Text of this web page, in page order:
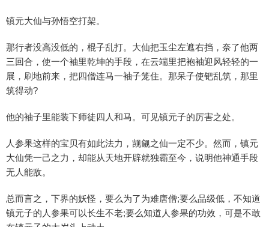
镇元大仙与孙悟空打架。
那行者没高没低的，棍子乱打。大仙把玉尘左遮右挡，奈了他两
三回合，使一个袖里乾坤的手段，在云端里把袍袖迎风轻轻的一
展，刷地前来，把四僧连马一袖子笼住。那呆子使钯乱筑，那里
筑得动?
他的袖子里能装下师徒四人和马。可见镇元子的厉害之处。
人参果这样的宝贝有如此法力，觊觎之仙一定不少。然而，镇元
大仙凭一己之力，却能从天地开辟就独霸至今，说明他神通手段
无人能敌。
总而言之，下界的妖怪，要么为了为难唐僧;要么品级低，不知道
镇元子的人参果可以长生不老;要么知道人参果的功效，可是不敢